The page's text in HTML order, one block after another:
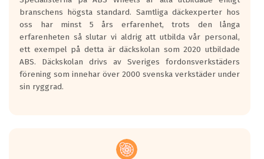
längsta.
Inga D eller G betyg delas ut för
personbilar och lätta lastbilar.
Betyget sätts efter ett test där däcken
skall bromsa in på en väg där det ligger
0.5-1.5 mm vatten.
I 80km/h kommer skillnaden på
Vid körning i över 50km/h brukar
branschens högsta standard. Samtliga däckexperter hos
oss har minst 5 års erfarenhet, trots den långa
erfarenheten så slutar vi aldrig att utbilda vår personal,
ett exempel på detta är däckskolan som 2020 utbildade
ABS. Däckskolan drivs av Sveriges fordonsverkstäders
förening som innehar över 2000 svenska verkstäder under
sin ryggrad.